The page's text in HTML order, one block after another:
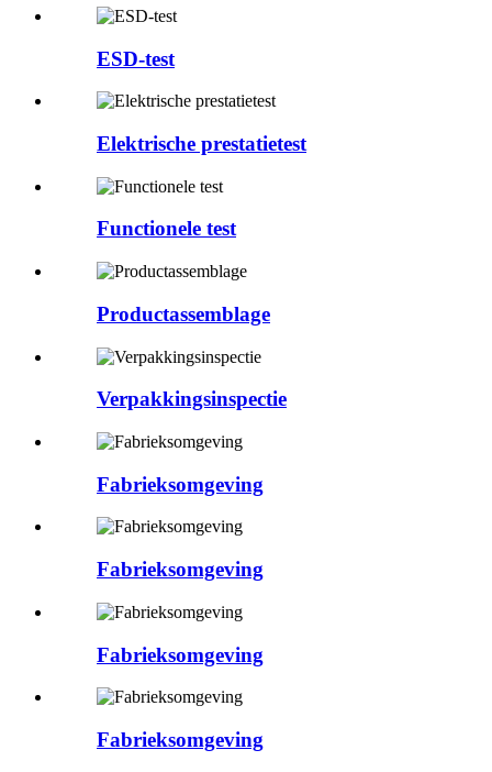
ESD-test
Elektrische prestatietest
Functionele test
Productassemblage
Verpakkingsinspectie
Fabrieksomgeving
Fabrieksomgeving
Fabrieksomgeving
Fabrieksomgeving